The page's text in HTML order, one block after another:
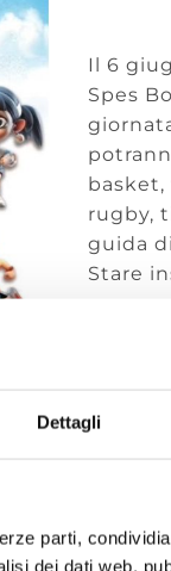
Dettagli
parti,
dei dati web,
Il 6
Spes
basket,
rugby,
guida
Stare
festa